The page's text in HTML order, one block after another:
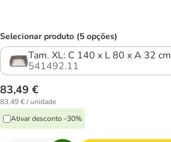
Selecionar produto (5 opções)
Tam. XL: C 140 x L 80 x A 32 cm
541492.11
83,49 €
83,49 € / unidade
Ativar desconto -30%